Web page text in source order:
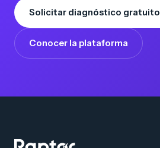
Solicitar diagnóstico gratuito
Conocer la plataforma